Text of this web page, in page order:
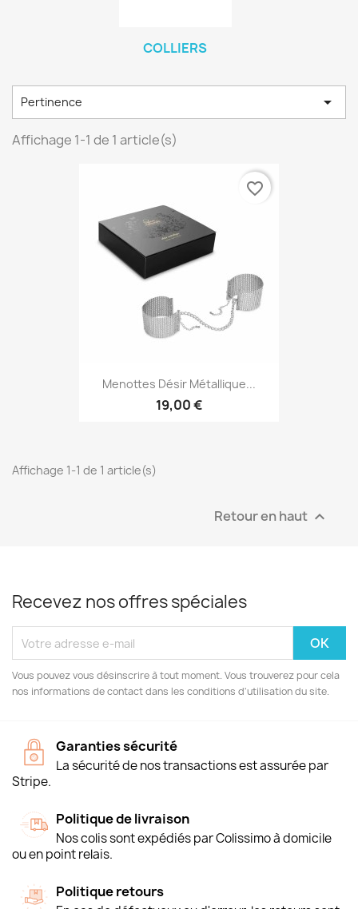
COLLIERS
Pertinence 
Affichage 1-1 de 1 article(s)
Menottes Désir Métallique...
19,00 €
favorite_border
Affichage 1-1 de 1 article(s)
Retour en haut 
Recevez nos offres spéciales
Vous pouvez vous désinscrire à tout moment. Vous trouverez pour cela
nos informations de contact dans les conditions d'utilisation du site.
Garanties sécurité
La sécurité de nos transactions est assurée par
Stripe.
Politique de livraison
Nos colis sont expédiés par Colissimo à domicile
ou en point relais.
Politique retours